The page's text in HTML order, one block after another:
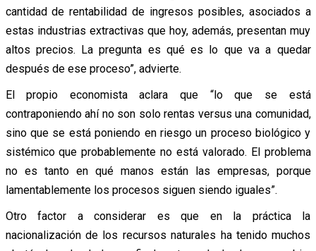
cantidad de rentabilidad de ingresos posibles, asociados a
estas industrias extractivas que hoy, además, presentan muy
altos precios. La pregunta es qué es lo que va a quedar
después de ese proceso”, advierte.
El propio economista aclara que “lo que se está
contraponiendo ahí no son solo rentas versus una comunidad,
sino que se está poniendo en riesgo un proceso biológico y
sistémico que probablemente no está valorado. El problema
no es tanto en qué manos están las empresas, porque
lamentablemente los procesos siguen siendo iguales”.
Otro factor a considerar es que en la práctica la
nacionalización de los recursos naturales ha tenido muchos